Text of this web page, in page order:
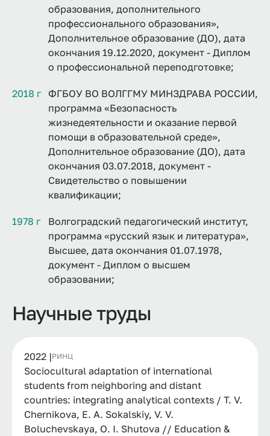
образования, дополнительного
профессионального образования»,
Дополнительное образование (ДО), дата
окончания 19.12.2020, документ - Диплом
о профессиональной переподготовке;
2018 г
ФГБОУ ВО ВОЛГГМУ МИНЗДРАВА РОССИИ,
программа «Безопасность
жизнедеятельности и оказание первой
помощи в образовательной среде»,
Дополнительное образование (ДО), дата
окончания 03.07.2018, документ -
Свидетельство о повышении
квалификации;
1978 г
Волгоградский педагогический институт,
программа «русский язык и литература»,
Высшее, дата окончания 01.07.1978,
документ - Диплом о высшем
образовании;
Научные труды
2022 |РИНЦ
Sociocultural adaptation of international
students from neighboring and distant
countries: integrating analytical contexts / T. V.
Chernikova, E. A. Sokalskiy, V. V.
Boluchevskaya, O. I. Shutova // Education &